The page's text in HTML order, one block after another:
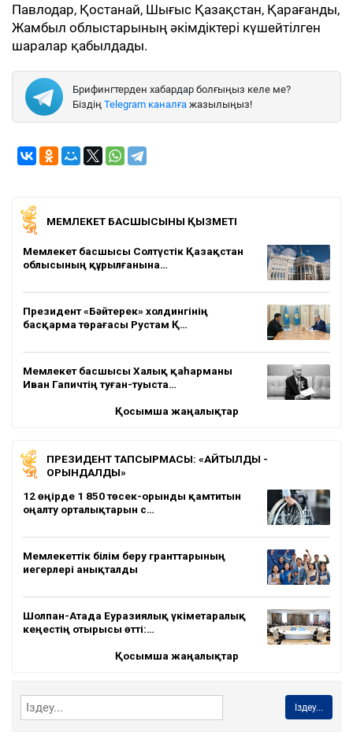
Павлодар, Қостанай, Шығыс Қазақстан, Қарағанды,
Жамбыл облыстарының әкімдіктері күшейтілген
шаралар қабылдады.
Брифингтерден хабардар болғыңыз келе ме?
Біздің Telegram каналға жазылыңыз!
МЕМЛЕКЕТ БАСШЫСЫНЫҢ ҚЫЗМЕТІ
Мемлекет басшысы Солтүстік Қазақстан
облысының құрылғанына…
Президент «Бәйтерек» холдингінің
басқарма төрағасы Рустам Қ…
Мемлекет басшысы Халық қаһарманы
Иван Гапичтің туған-туыста…
Қосымша жаңалықтар
ПРЕЗИДЕНТ ТАПСЫРМАСЫ: «АЙТЫЛДЫ -
ОРЫНДАЛДЫ»
12 өңірде 1 850 төсек-орынды қамтитын
оңалту орталықтарын с…
Мемлекеттік білім беру гранттарының
иегерлері анықталды
Шолпан-Атада Еуразиялық үкіметаралық
кеңестің отырысы өтті:…
Қосымша жаңалықтар
Іздеу...